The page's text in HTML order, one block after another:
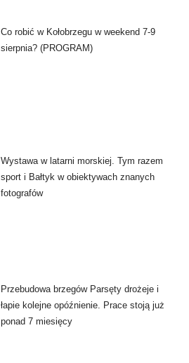
Co robić w Kołobrzegu w weekend 7-9
sierpnia? (PROGRAM)
Wystawa w latarni morskiej. Tym razem
sport i Bałtyk w obiektywach znanych
fotografów
Przebudowa brzegów Parsęty drożeje i
łapie kolejne opóźnienie. Prace stoją już
ponad 7 miesięcy